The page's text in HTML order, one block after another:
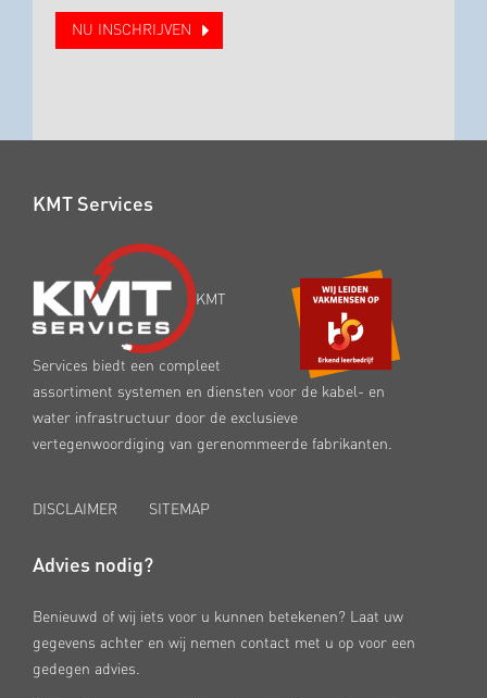
NU INSCHRIJVEN
KMT Services
KMT
Services biedt een compleet
assortiment systemen en diensten voor de kabel- en
water infrastructuur door de exclusieve
vertegenwoordiging van gerenommeerde fabrikanten.
DISCLAIMER SITEMAP
Advies nodig?
Benieuwd of wij iets voor u kunnen betekenen? Laat uw
gegevens achter en wij nemen contact met u op voor een
gedegen advies.